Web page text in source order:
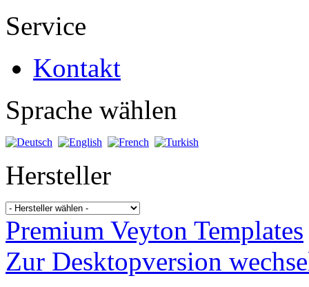
Service
Kontakt
Sprache wählen
Hersteller
Premium Veyton Templates
Zur Desktopversion